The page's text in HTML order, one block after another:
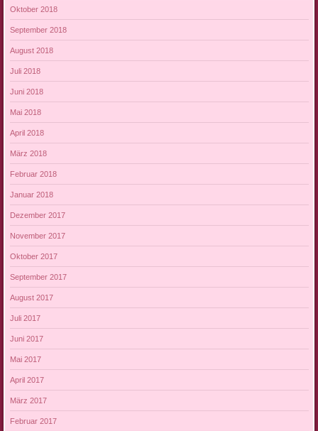
Oktober 2018
September 2018
August 2018
Juli 2018
Juni 2018
Mai 2018
April 2018
März 2018
Februar 2018
Januar 2018
Dezember 2017
November 2017
Oktober 2017
September 2017
August 2017
Juli 2017
Juni 2017
Mai 2017
April 2017
März 2017
Februar 2017